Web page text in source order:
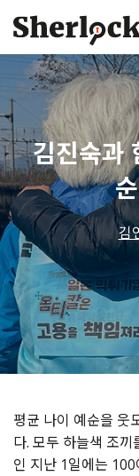
content
셜록요원
김진숙과
김
평균 나이 예순을 웃
다. 모두 하늘색 조
인 지난 1일에는 100